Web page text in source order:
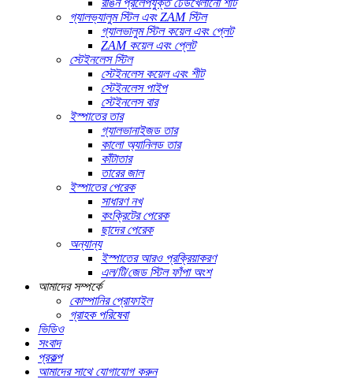
রঙিন প্রলেপযুক্ত ঢেউখেলানো শীট
গ্যালভ্যালুম স্টিল এবং ZAM স্টিল
গ্যালভালুম স্টিল কয়েল এবং প্লেট
ZAM কয়েল এবং প্লেট
স্টেইনলেস স্টিল
স্টেইনলেস কয়েল এবং শীট
স্টেইনলেস পাইপ
স্টেইনলেস বার
ইস্পাতের তার
গ্যালভানাইজড তার
কালো অ্যানিলড তার
কাঁটাতার
তারের জাল
ইস্পাতের পেরেক
সাধারণ নখ
কংক্রিটের পেরেক
ছাদের পেরেক
অন্যান্য
ইস্পাতের আরও প্রক্রিয়াকরণ
এল/টি/জেড স্টিল ফাঁপা অংশ
আমাদের সম্পর্কে
কোম্পানির প্রোফাইল
গ্রাহক পরিষেবা
ভিডিও
সংবাদ
প্রকল্প
আমাদের সাথে যোগাযোগ করুন